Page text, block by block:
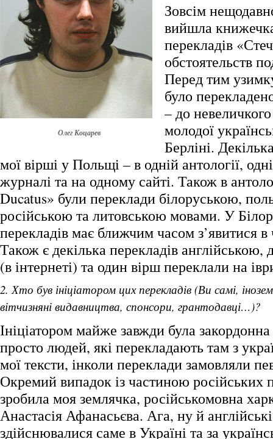
Олег Коцарев
Зовсім
вийшла
перекладів
обстоятельств
Перед тим
було
– до
молодої
Берліні.
мої вірші у Польщі – в одній антології,
журналі та на одному сайті. Також в
Ducatus» були переклади білоруською,
російською та литовською мовами. У
перекладів має ближчим часом з’явитися
Також є декілька перекладів англійською,
(в інтернеті) та один вірш переклали на
2. Хто був ініціатором цих перекладів (Ви самі,
вітчизняні видавництва, спонсори, грантодавці…)?
Ініціатором майже завжди була
просто людей, які перекладають там з
мої тексти, інколи переклади замовляли
Окремий випадок із частиною російських
зробила моя землячка, російськомовна
Анастасія Афанасьєва. Ага, ну й
здійснювалися саме в Україні та за